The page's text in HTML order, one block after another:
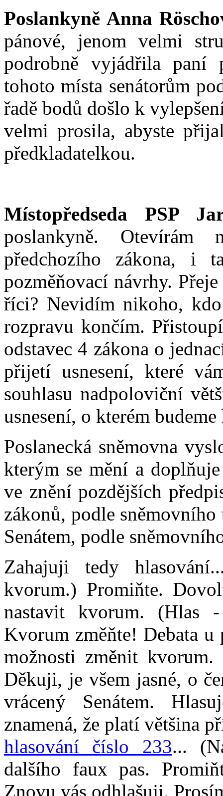
Poslankyně Anna
pánové, jenom velmi
podrobně vyjádřila paní
tohoto místa senátorům
řadě bodů došlo k
velmi prosila, abyste
předkladatelkou.
Místopředseda PSP
poslankyně.
předchozího zákona, i
pozměňovací návrhy.
říci? Nevidím nikoho,
rozpravu končím.
odstavec 4 zákona o
přijetí usnesení, které
souhlasu nadpoloviční
usnesení, o kterém
Poslanecká sněmovna
kterým se mění a
ve znění pozdějších
zákonů, podle
Senátem, podle
Zahajuji tedy
kvorum.) Promiňte.
nastavit kvorum. (Hlas -
Kvorum změňte! Debata u
možnosti změnit kvorum.
Děkuji, je všem jasné, o
vrácený Senátem.
znamená, že platí většina
hlasování číslo 233...
dalšího faux pas.
Znovu vás odhlašuji.